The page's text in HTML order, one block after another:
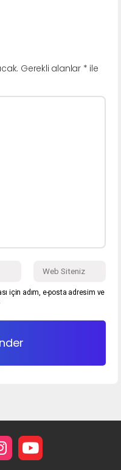
Gerekli alanlar * ile
için adım, e-posta adresim ve